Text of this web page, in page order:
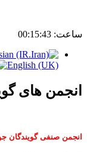
ساعت: 00:15:43
انجمن های
انجمن صنفی گویندگان